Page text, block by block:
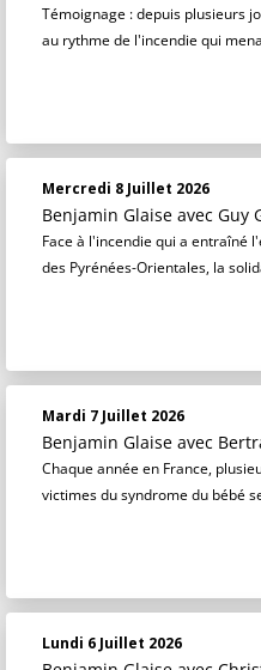
Témoignage : depuis plusieurs
au rythme de l'incendie qui
Mercredi 8 Juillet 2026
Benjamin Glaise avec Guy
Face à l'incendie qui a entraîné
des Pyrénées-Orientales, la
Mardi 7 Juillet 2026
Benjamin Glaise avec
Chaque année en France,
victimes du syndrome du bébé
Lundi 6 Juillet 2026